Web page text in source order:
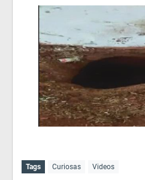
Tags Curiosas Videos